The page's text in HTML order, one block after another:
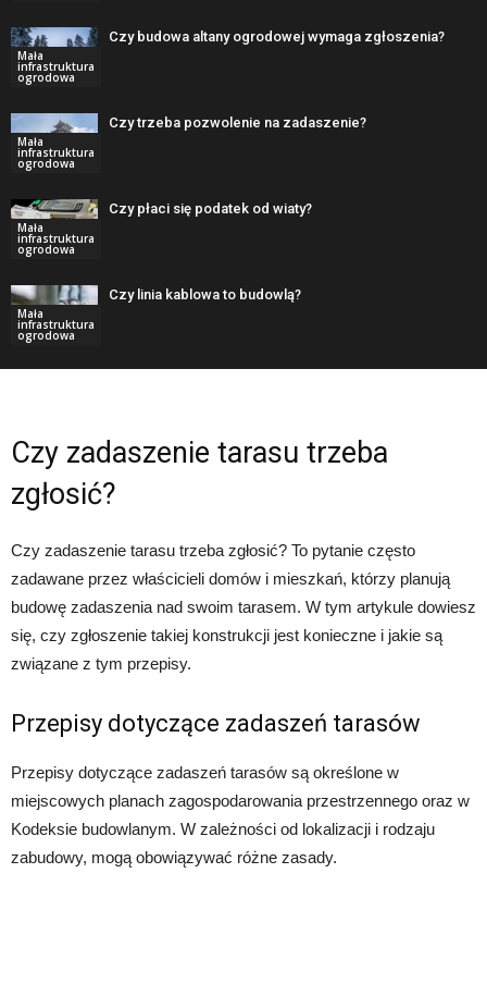
Mała
infrastruktura
ogrodowa
Czy budowa altany ogrodowej wymaga zgłoszenia?
Mała
infrastruktura
ogrodowa
Czy trzeba pozwolenie na zadaszenie?
Mała
infrastruktura
ogrodowa
Czy płaci się podatek od wiaty?
Mała
infrastruktura
ogrodowa
Czy linia kablowa to budowlą?
Czy zadaszenie tarasu trzeba
zgłosić?
Czy zadaszenie tarasu trzeba zgłosić? To pytanie często
zadawane przez właścicieli domów i mieszkań, którzy planują
budowę zadaszenia nad swoim tarasem. W tym artykule dowiesz
się, czy zgłoszenie takiej konstrukcji jest konieczne i jakie są
związane z tym przepisy.
Przepisy dotyczące zadaszeń tarasów
Przepisy dotyczące zadaszeń tarasów są określone w
miejscowych planach zagospodarowania przestrzennego oraz w
Kodeksie budowlanym. W zależności od lokalizacji i rodzaju
zabudowy, mogą obowiązywać różne zasady.